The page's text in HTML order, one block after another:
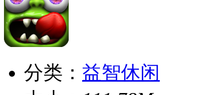
分类： 益智休闲